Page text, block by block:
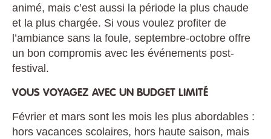
animé, mais c’est aussi la période la plus chaude
et la plus chargée. Si vous voulez profiter de
l’ambiance sans la foule, septembre-octobre offre
un bon compromis avec les événements post-
festival.
VOUS VOYAGEZ AVEC UN BUDGET LIMITÉ
Février et mars sont les mois les plus abordables :
hors vacances scolaires, hors haute saison, mais